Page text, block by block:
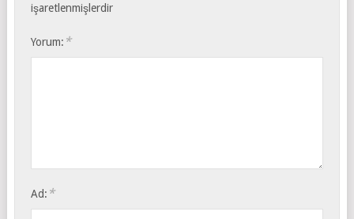
işaretlenmişlerdir
Yorum: *
Ad: *